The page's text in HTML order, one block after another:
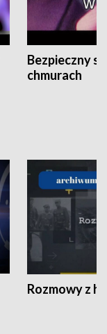
Bezpieczny
chmurach
Rozmowy z